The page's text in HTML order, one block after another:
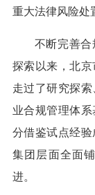
重大法律风险处
不断完善合
探索以来，北
走过了研究探
业合规管理体
分借鉴试点经
集团层面全面
进。